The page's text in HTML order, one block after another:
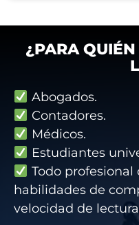
¿PARA
Abogados.
Contadores.
Médicos.
Estudiantes
Todo
habilidades de
velocidad de